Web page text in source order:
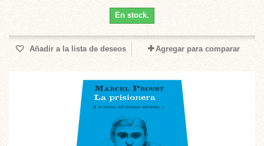
En stock.
Añadir a la lista de deseos Agregar para comparar